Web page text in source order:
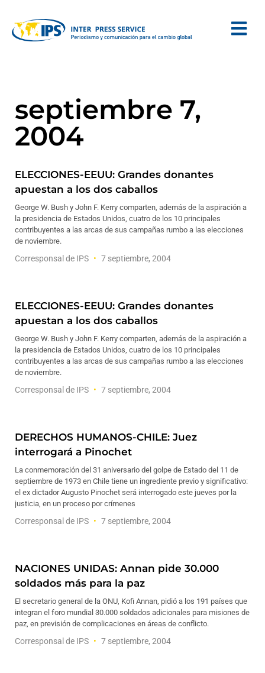
septiembre 7,
2004
ELECCIONES-EEUU: Grandes donantes
apuestan a los dos caballos
George W. Bush y John F. Kerry comparten, además de la aspiración a
la presidencia de Estados Unidos, cuatro de los 10 principales
contribuyentes a las arcas de sus campañas rumbo a las elecciones
de noviembre.
Corresponsal de IPS 7 septiembre, 2004
ELECCIONES-EEUU: Grandes donantes
apuestan a los dos caballos
George W. Bush y John F. Kerry comparten, además de la aspiración a
la presidencia de Estados Unidos, cuatro de los 10 principales
contribuyentes a las arcas de sus campañas rumbo a las elecciones
de noviembre.
Corresponsal de IPS 7 septiembre, 2004
DERECHOS HUMANOS-CHILE: Juez
interrogará a Pinochet
La conmemoración del 31 aniversario del golpe de Estado del 11 de
septiembre de 1973 en Chile tiene un ingrediente previo y significativo:
el ex dictador Augusto Pinochet será interrogado este jueves por la
justicia, en un proceso por crímenes
Corresponsal de IPS 7 septiembre, 2004
NACIONES UNIDAS: Annan pide 30.000
soldados más para la paz
El secretario general de la ONU, Kofi Annan, pidió a los 191 países que
integran el foro mundial 30.000 soldados adicionales para misiones de
paz, en previsión de complicaciones en áreas de conflicto.
Corresponsal de IPS 7 septiembre, 2004